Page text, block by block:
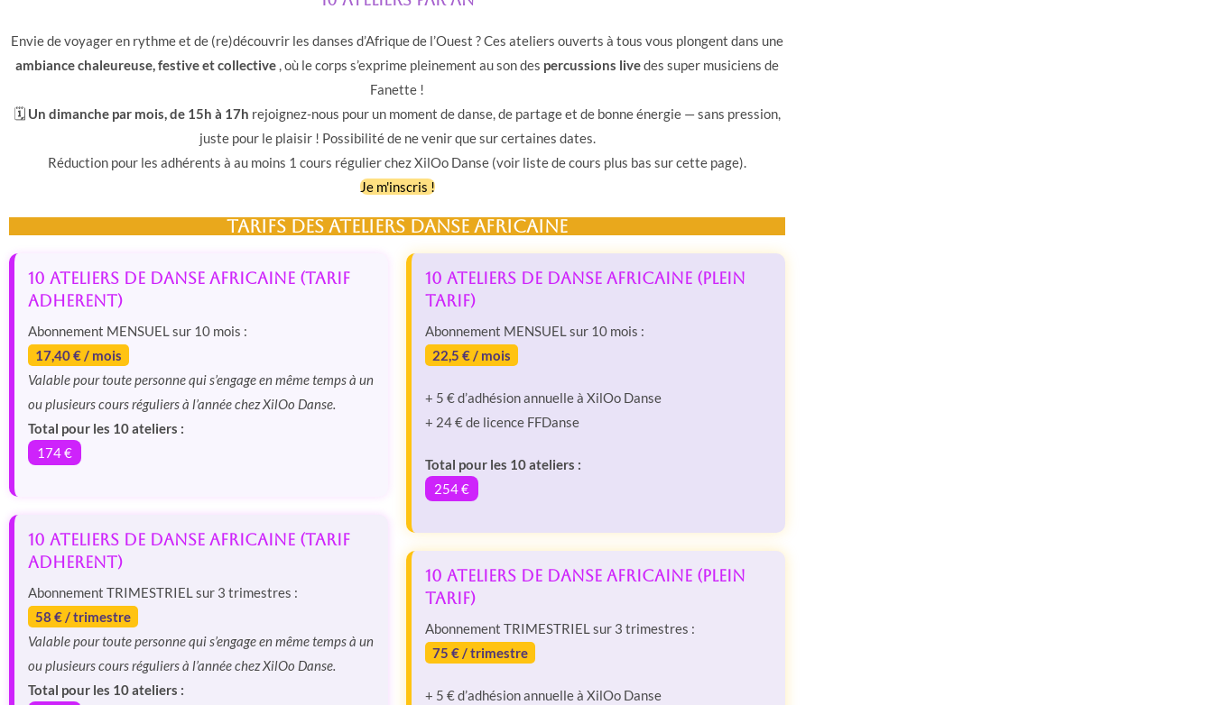
Envie de voyager en rythme et de (re)découvrir les danses d’Afrique de l’Ouest ? Ces ateliers ouverts à tous vous plongent dans une
ambiance chaleureuse, festive et collective , où le corps s’exprime pleinement au son des percussions livedes super musiciens de
Fanette !
🗓 Un dimanche par mois, de 15h à 17h rejoignez-nous pour un moment de danse, de partage et de bonne énergie — sans pression,
juste pour le plaisir ! Possibilité de ne venir que sur certaines dates.
Réduction pour les adhérents à au moins 1 cours régulier chez XilOo Danse (voir liste de cours plus bas sur cette page).
Je m'inscris !
Tarifs des Ateliers danse africaine
10 Ateliers de Danse Africaine (tarif
adherent)
Abonnement MENSUEL sur 10 mois :
17,40 € / mois
Valable pour toute personne qui s’engage en même temps à un
ou plusieurs cours réguliers à l’année chez XilOo Danse.
Total pour les 10 ateliers :
174 €
10 Ateliers de Danse Africaine (tarif
adherent)
Abonnement TRIMESTRIEL sur 3 trimestres :
58 € / trimestre
Valable pour toute personne qui s’engage en même temps à un
ou plusieurs cours réguliers à l’année chez XilOo Danse.
Total pour les 10 ateliers :
10 Ateliers de Danse Africaine (plein
tarif)
Abonnement MENSUEL sur 10 mois :
22,5 € / mois
+ 5 € d’adhésion annuelle à XilOo Danse
+ 24 € de licence FFDanse
Total pour les 10 ateliers :
254 €
10 Ateliers de Danse Africaine (plein
tarif)
Abonnement TRIMESTRIEL sur 3 trimestres :
75 € / trimestre
+ 5 € d’adhésion annuelle à XilOo Danse